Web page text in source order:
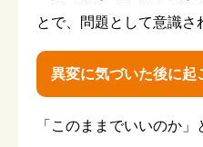
とで、問題として意識さ
異変に気づいた後に起
「このままでいいのか